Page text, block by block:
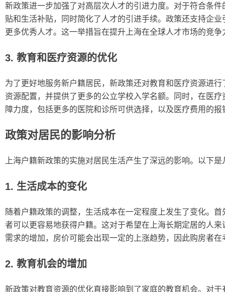
新政策进一步加强了对高层次人才的引进力度。对于符合条
贴和生活补贴，同时简化了人才的引进手续。政策还支持企
更多优秀人才。这一举措旨在提升上海在全球人才市场的竞争
3. 教育和医疗资源的优化
为了更好地服务新户籍居民，新政策还对教育和医疗资源进
资源配置，并提供了更多的公立学校入学名额。同时，在医
障力度，包括更多的医院和诊所可供选择，以及医疗费用的报
政策对居民的影响分析
上海户籍新政策的实施对居民生活产生了深远的影响。以下
1. 生活成本的变化
随着户籍政策的调整，生活成本在一定程度上发生了变化。
者可以更容易地获得户籍。这对于希望在上海长期定居的人
需求的增加，房价可能会出现一定的上涨趋势，因此购房者
2. 教育机会的增加
新政策对教育资源的优化直接影响到了家庭的教育机会。对